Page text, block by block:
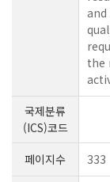
the
국제분류
(ICS)코드
페이지수
333